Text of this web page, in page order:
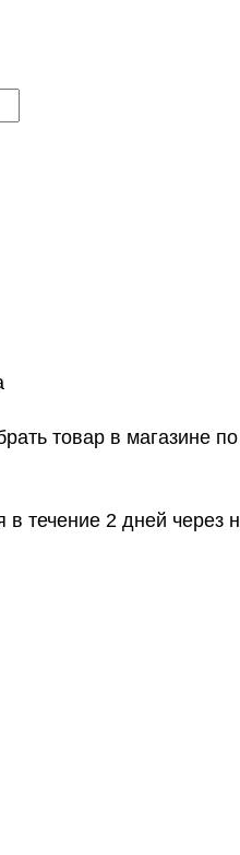
товар в магазине
в течение 2 дней